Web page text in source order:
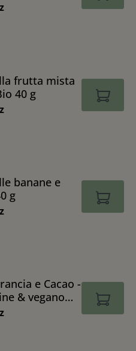
frutta mista
40 g
banane e
g
e Cacao -
& vegano